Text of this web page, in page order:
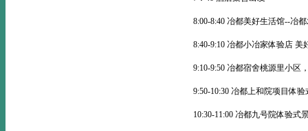
8:00-8:40 冶都美好生活馆--冶
8:40-9:10 冶都小冶家体验店 美
9:10-9:50 冶都宿舍桃源里小区
9:50-10:30 冶都上和院项目体验
10:30-11:00 冶都九号院体验式